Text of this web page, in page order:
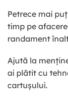
Petrece mai
timp pe
randament
Ajută la
ai plătit cu
cartușului.